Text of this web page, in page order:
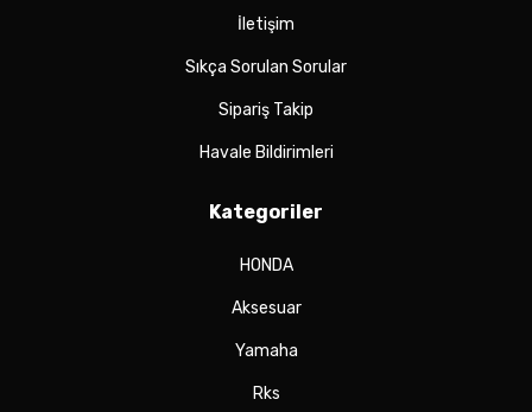
İletişim
Sıkça Sorulan Sorular
Sipariş Takip
Havale Bildirimleri
Kategoriler
HONDA
Aksesuar
Yamaha
Rks